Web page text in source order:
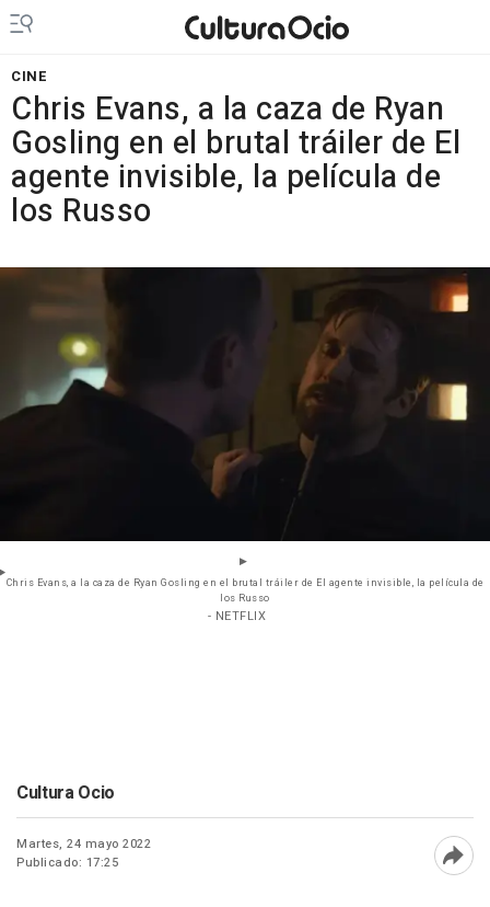
CINE
Chris Evans, a la caza de Ryan
Gosling en el brutal tráiler de El
agente invisible, la película de
los Russo
Chris Evans, a la caza de Ryan Gosling en el brutal tráiler de El agente invisible, la película de
los Russo
- NETFLIX
Cultura Ocio
Martes, 24 mayo 2022
Publicado: 17:25